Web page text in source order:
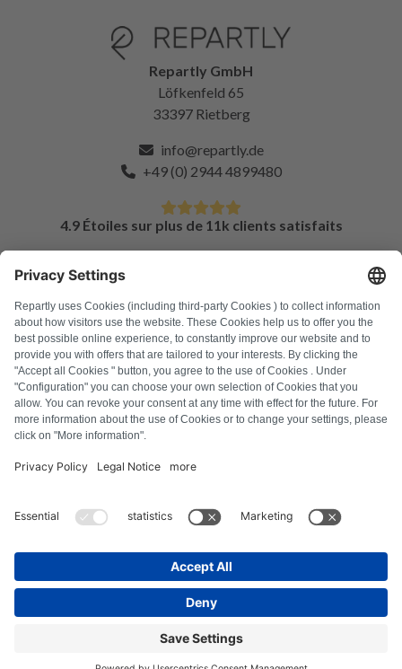
Repartly GmbH
Löfkenfeld 65
33397 Rietberg
info@repartly.de
+49 (0) 2944 4899480
4.9 Étoiles sur plus de 11k clients satisfaits
FAQ
Tous les codes d'erreur
À propos de nous
Presse
Politique relative aux cookies
Se rétracter du contrat
© Repartly 2026